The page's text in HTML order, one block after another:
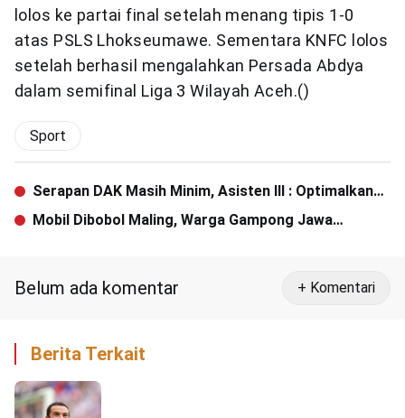
lolos ke partai final setelah menang tipis 1-0
atas PSLS Lhokseumawe. Sementara KNFC lolos
setelah berhasil mengalahkan Persada Abdya
dalam semifinal Liga 3 Wilayah Aceh.()
Sport
Serapan DAK Masih Minim, Asisten III : Optimalkan
Serapan Anggaran
Mobil Dibobol Maling, Warga Gampong Jawa
Belum ada komentar + Komentari
Berita Terkait